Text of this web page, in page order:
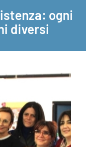
ogni
diversi